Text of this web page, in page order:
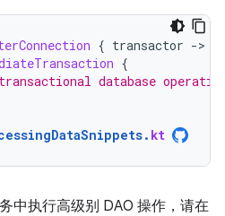
{ transactor -
{
database
. kt
中执行高级别 DAO 操作，请在